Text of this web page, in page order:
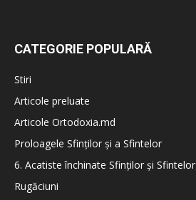
CATEGORIE POPULARĂ
Stiri
Articole preluate
Articole Ortodoxia.md
Proloagele Sfinților și a Sfintelor
6. Acatiste închinate Sfinților și Sfintelor
Rugăciuni